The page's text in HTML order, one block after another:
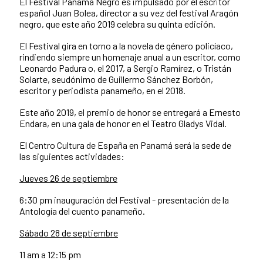
español Juan Bolea, director a su vez del festival Aragón
negro, que este año 2019 celebra su quinta edición.
El Festival gira en torno a la novela de género policíaco,
rindiendo siempre un homenaje anual a un escritor, como
Leonardo Padura o, el 2017, a Sergio Ramírez, o Tristán
Solarte, seudónimo de Guillermo Sánchez Borbón,
escritor y periodista panameño, en el 2018.
Este año 2019, el premio de honor se entregará a Ernesto
Endara, en una gala de honor en el Teatro Gladys Vidal.
El Centro Cultura de España en Panamá será la sede de
las siguientes actividades:
Jueves 26 de septiembre
6:30 pm inauguración del Festival - presentación de la
Antología del cuento panameño.
Sábado 28 de septiembre
11 am a 12:15 pm